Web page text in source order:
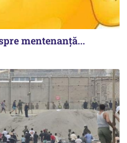
mentenanță...